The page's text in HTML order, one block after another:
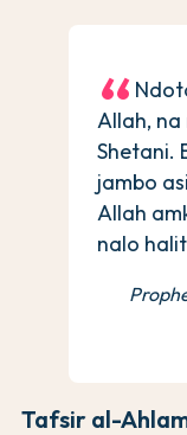
Allah,
Shetani.
jambo
Allah
nalo
Tafsir al-